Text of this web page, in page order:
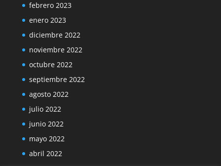
febrero 2023
enero 2023
diciembre 2022
noviembre 2022
octubre 2022
septiembre 2022
agosto 2022
julio 2022
junio 2022
mayo 2022
abril 2022